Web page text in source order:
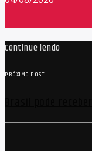
Continue lendo
PRÓXIMO POST